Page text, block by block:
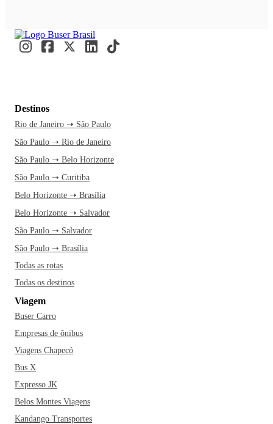
Destinos
Rio de Janeiro ➝ São Paulo
São Paulo ➝ Rio de Janeiro
São Paulo ➝ Belo Horizonte
São Paulo ➝ Curitiba
Belo Horizonte ➝ Brasília
Belo Horizonte ➝ Salvador
São Paulo ➝ Salvador
São Paulo ➝ Brasília
Todas as rotas
Todas os destinos
Viagem
Buser Carro
Empresas de ônibus
Viagens Chapecó
Bus X
Expresso JK
Belos Montes Viagens
Kandango Transportes